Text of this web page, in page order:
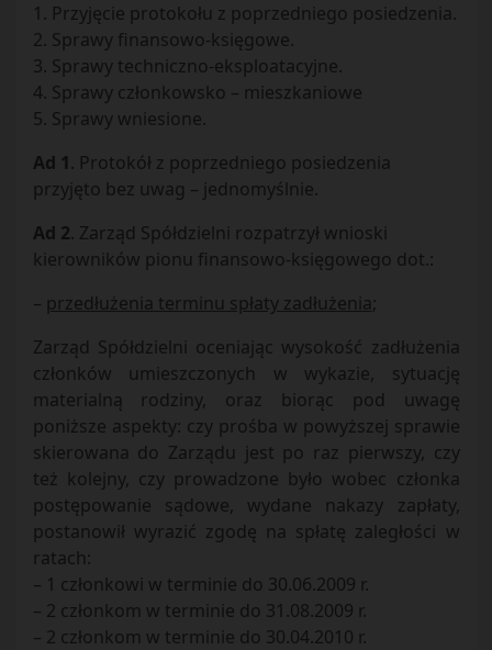
1. Przyjęcie protokołu z poprzedniego posiedzenia.
2. Sprawy finansowo-księgowe.
3. Sprawy techniczno-eksploatacyjne.
4. Sprawy członkowsko – mieszkaniowe
5. Sprawy wniesione.
Ad 1 . Protokół z poprzedniego posiedzenia
przyjęto bez uwag – jednomyślnie.
Ad 2. Zarząd Spółdzielni rozpatrzył wnioski
kierowników pionu finansowo-księgowego dot.:
– przedłużenia terminu spłaty zadłużenia;
Zarząd Spółdzielni oceniając wysokość zadłużenia
członków umieszczonych w wykazie, sytuację
materialną rodziny, oraz biorąc pod uwagę
poniższe aspekty: czy prośba w powyższej sprawie
skierowana do Zarządu jest po raz pierwszy, czy
też kolejny, czy prowadzone było wobec członka
postępowanie sądowe, wydane nakazy zapłaty,
postanowił wyrazić zgodę na spłatę zaległości w
ratach:
– 1 członkowi w terminie do 30.06.2009 r.
– 2 członkom w terminie do 31.08.2009 r.
– 2 członkom w terminie do 30.04.2010 r.